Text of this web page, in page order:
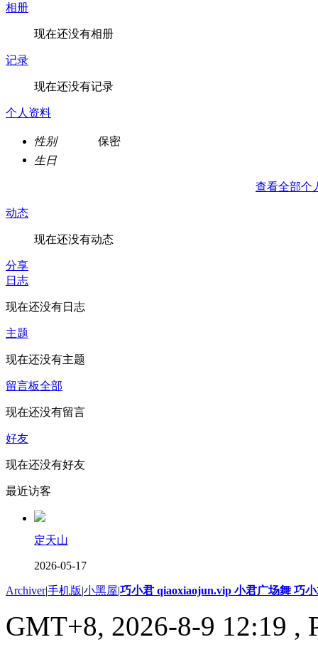
相册
现在还没有相册
记录
现在还没有记录
个人资料
性别
保密
生日
查看全部个
动态
现在还没有动态
分享
日志
现在还没有日志
主题
现在还没有主题
留言板全部
现在还没有留言
好友
现在还没有好友
最近访客
定天山
2026-05-17
Archiver|手机版|小黑屋|巧小君 qiaoxiaojun.vip 小君广场舞 巧
GMT+8, 2026-8-9 12:19 ,